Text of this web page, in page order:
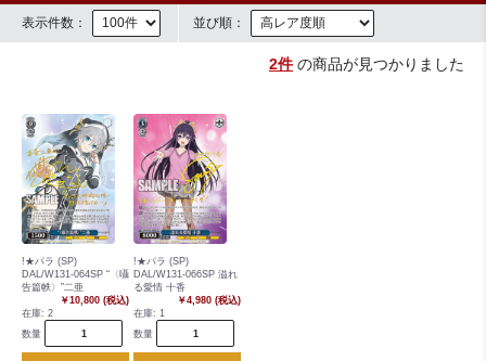
表示件数： 並び順：
2件の商品が見つかりました
!★パラ (SP)
DAL/W131-064SP “〈囁
告篇帙〉”二亜
￥10,800 (税込)
在庫: 2
数量
!★パラ (SP)
DAL/W131-066SP 溢れ
る愛情 十香
￥4,980 (税込)
在庫: 1
数量